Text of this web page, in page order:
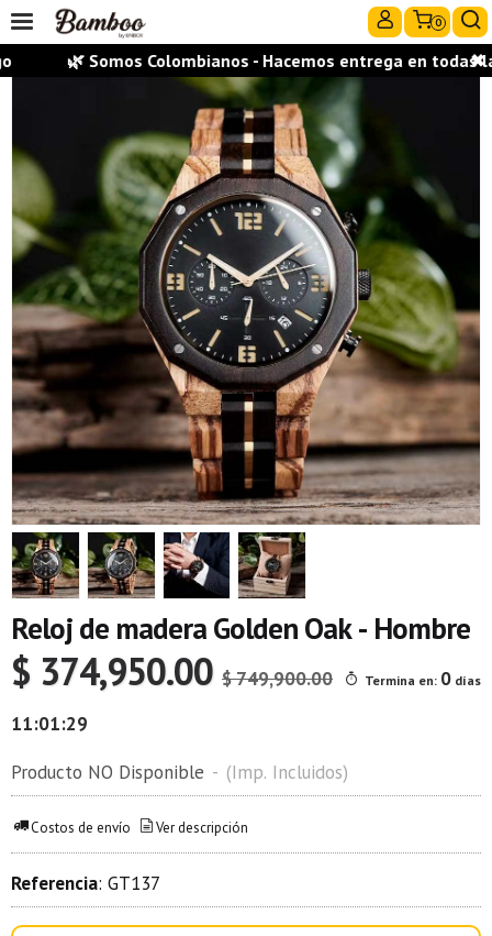
0
Reloj de madera Golden Oak - Hombre
$ 374,950.00 $ 749,900.00 Termina en: 0 días
11:01:28
Producto NO Disponible - (Imp. Incluidos)
Costos de envío Ver descripción
Referencia: GT137
🌿 Somos Colombianos - Hacemos entrega en todas ✖